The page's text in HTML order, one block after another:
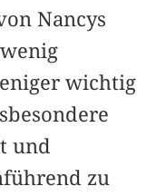
Nancys
wichtig
und
zu